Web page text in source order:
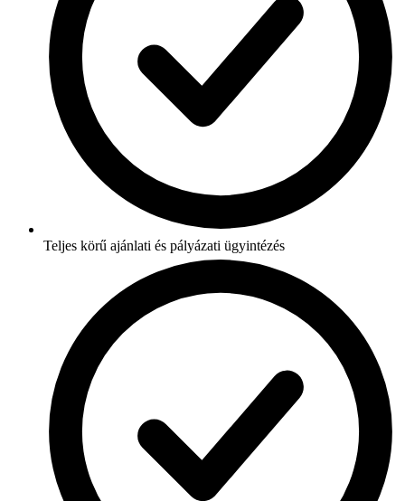
Teljes körű ajánlati és pályázati ügyintézés